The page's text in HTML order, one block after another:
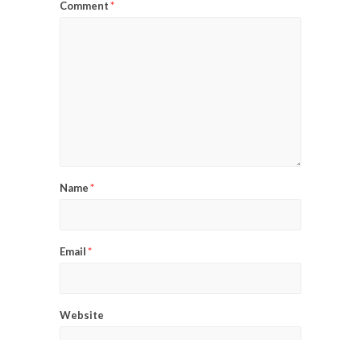
Comment*
Name*
Email*
Website